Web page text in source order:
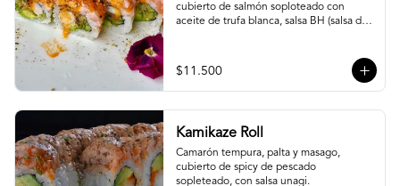
cubierto de salmón soploteado con
aceite de trufa blanca, salsa BH (salsa de
$11.500
Kamikaze Roll
Camarón tempura, palta y masago,
cubierto de spicy de pescado
sopleteado, con salsa unagi.